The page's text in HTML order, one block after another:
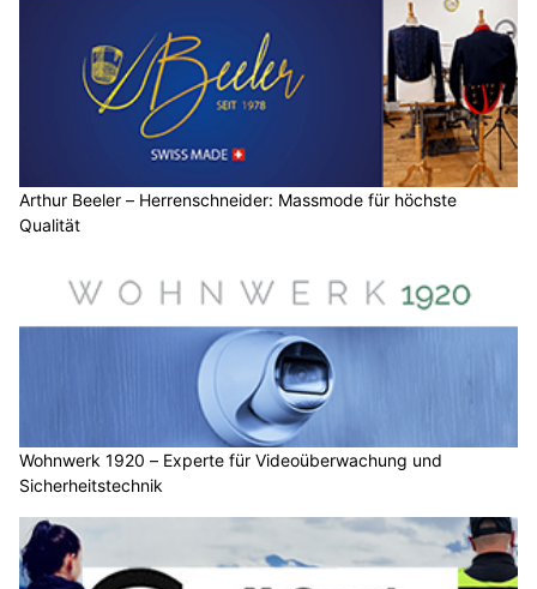
Arthur Beeler – Herrenschneider: Massmode für höchste
Qualität
Wohnwerk 1920 – Experte für Videoüberwachung und
Sicherheitstechnik